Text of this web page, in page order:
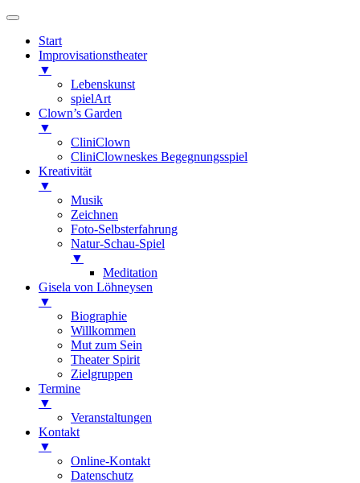
Start
Improvisationstheater
▼
Lebenskunst
spielArt
Clown’s Garden
▼
CliniClown
CliniClowneskes Begegnungsspiel
Kreativität
▼
Musik
Zeichnen
Foto-Selbsterfahrung
Natur-Schau-Spiel
▼
Meditation
Gisela von Löhneysen
▼
Biographie
Willkommen
Mut zum Sein
Theater Spirit
Zielgruppen
Termine
▼
Veranstaltungen
Kontakt
▼
Online-Kontakt
Datenschutz